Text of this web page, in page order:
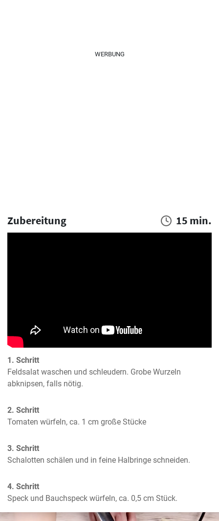
WERBUNG
Zubereitung 15 min.
1. Schritt
Feldsalat waschen und schleudern. Grobe Wurzeln
abknipsen, falls nötig.
2. Schritt
Tomaten würfeln, ca. 1 cm große Stücke
3. Schritt
Schalotten schälen und in feine Halbringe schneiden.
4. Schritt
Speck und Bauchspeck würfeln, ca. 0,5 cm Stück.